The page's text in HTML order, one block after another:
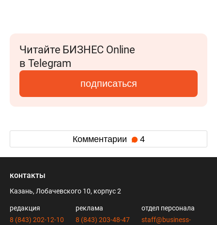
Читайте БИЗНЕС Online
в Telegram
подписаться
Комментарии 4
контакты
Казань, Лобачевского 10, корпус 2
редакция
8 (843) 202-12-10
реклама
8 (843) 203-48-47
отдел персонала
staff@business-